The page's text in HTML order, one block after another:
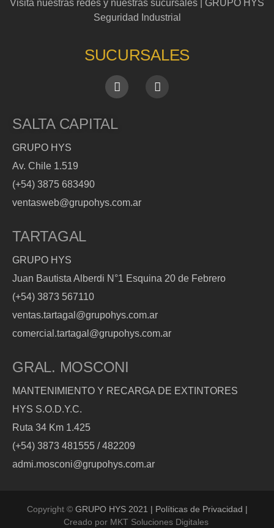
Visita nuestras redes y nuestras sucursales | GRUPO HYS
Seguridad Industrial
SUCURSALES
SALTA CAPITAL
GRUPO HYS
Av. Chile 1.519
(+54) 3875 683490
ventasweb@grupohys.com.ar
TARTAGAL
GRUPO HYS
Juan Bautista Alberdi N°1 Esquina 20 de Febrero
(+54) 3873 567110
ventas.tartagal@grupohys.com.ar
comercial.tartagal@grupohys.com.ar
GRAL. MOSCONI
MANTENIMIENTO Y RECARGA DE EXTINTORES
HYS S.O.D.Y.C.
Ruta 34 Km 1.425
(+54) 3873 481555 / 482209
admi.mosconi@grupohys.com.ar
Copyright © GRUPO HYS 2021 | Políticas de Privacidad |
Creado por MKT Soluciones Digitales